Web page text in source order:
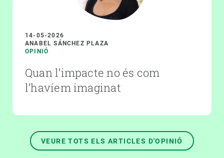
14-05-2026
ANABEL SÁNCHEZ PLAZA
OPINIÓ
Quan l’impacte no és com
l’havíem imaginat
VEURE TOTS ELS ARTICLES D'OPINIÓ